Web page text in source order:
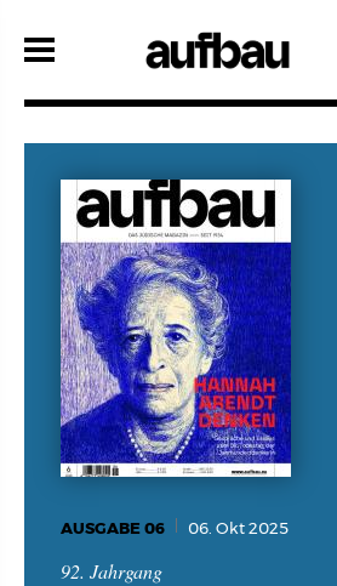
zum
AUSGABE 06 06. Okt 2025
92. Jahrgang